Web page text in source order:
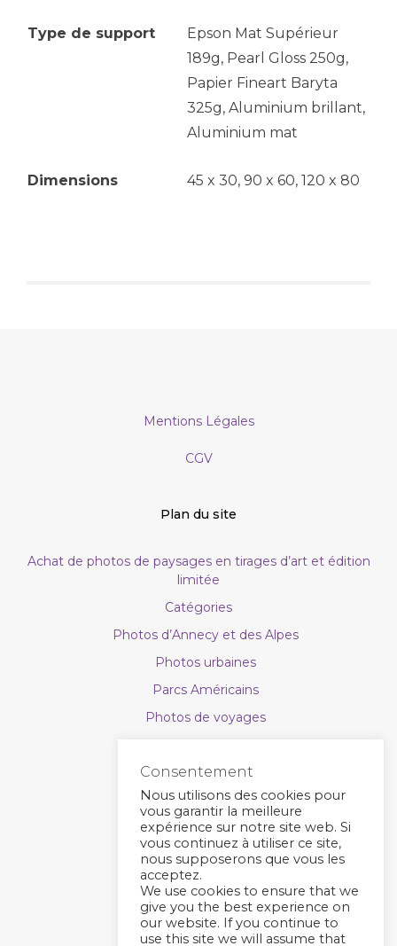
Type de support
Epson Mat Supérieur
189g, Pearl Gloss 250g,
Papier Fineart Baryta
325g, Aluminium brillant,
Aluminium mat
Dimensions 45 x 30, 90 x 60, 120 x 80
Mentions Légales
CGV
Plan du site
Achat de photos de paysages en tirages d’art et édition
limitée
Catégories
Photos d’Annecy et des Alpes
Photos urbaines
Parcs Américains
Photos de voyages
Astrophoto
Calendriers photo
Bons cadeaux
Types de supports
Contact
Actus
Consentement
Nous utilisons des cookies pour
vous garantir la meilleure
expérience sur notre site web. Si
vous continuez à utiliser ce site,
nous supposerons que vous les
acceptez.
We use cookies to ensure that we
give you the best experience on
our website. If you continue to
use this site we will assume that